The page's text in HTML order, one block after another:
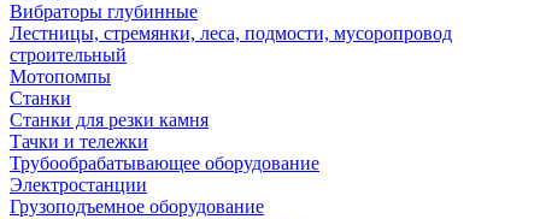
Вибраторы глубинные
Лестницы, стремянки, леса, подмости, мусоропровод
строительный
Мотопомпы
Станки
Станки для резки камня
Тачки и тележки
Трубообрабатывающее оборудование
Электростанции
Грузоподъемное оборудование